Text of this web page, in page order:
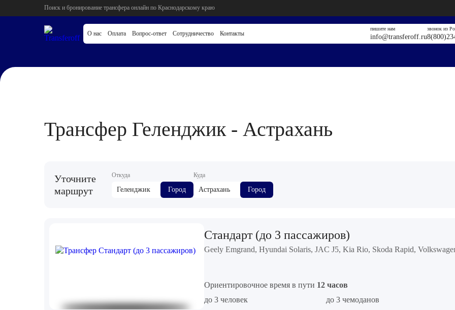
Поиск и бронирование трансфера онлайн по Краснодарскому краю
О нас Оплата Вопрос-ответ Сотрудничество Контакты
пишите нам
info@transferoff.ru
звонок из
Трансфер Геленджик - Астрахань
Уточните
маршрут
Откуда
Геленджик Город
Куда
Астрахань Город
Стандарт (до 3 пассажиров)
Geely Emgrand, Hyundai Solaris, JAC J5, Kia Rio, Skoda Rapid,
Ориентировочное время в пути 12 часов
до 3 человек
до 3 чемоданов